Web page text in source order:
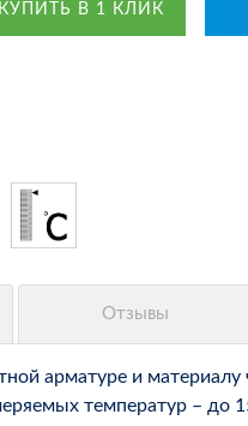
КУПИТЬ В 1 КЛИК
арматуре и материалу
температур –